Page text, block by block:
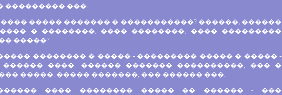
��������� ���.
����� ������� � �����������? ������, ������
� ��������, ���� ��������, ���� ���������
�����?
�������� � ����� - ��������� ����� � ����� -
����. ������ ������� ����������, ��� �
�����. ����� �������, ��� ������ ���.
���� �������� ����� �� ������ - ���